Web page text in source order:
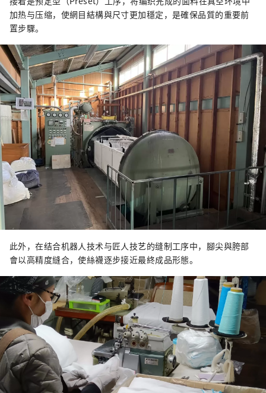
加热与压缩，使網目結構與尺寸更加穩定，是確保品質的重要前
置步驟。
此外，在结合机器人技术与匠人技艺的缝制工序中，腳尖與胯部
會以高精度縫合，使絲襪逐步接近最終成品形態。